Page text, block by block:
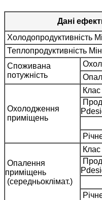
Дані
Холодопродуктивність
Теплопродуктивність
Споживана
потужність
Охолодження
приміщень
Опалення
приміщень
(середньоклімат.)